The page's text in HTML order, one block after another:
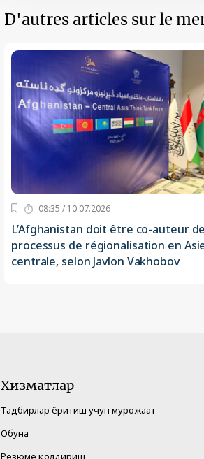
D'autres articles sur le
08:35 / 10.07.2026
L’Afghanistan doit être co-auteur
processus de régionalisation en
centrale, selon Javlon Vakhobov
Хизматлар
Тадбирлар ёритиш учун мурожаат
Обуна
Резюме қолдириш